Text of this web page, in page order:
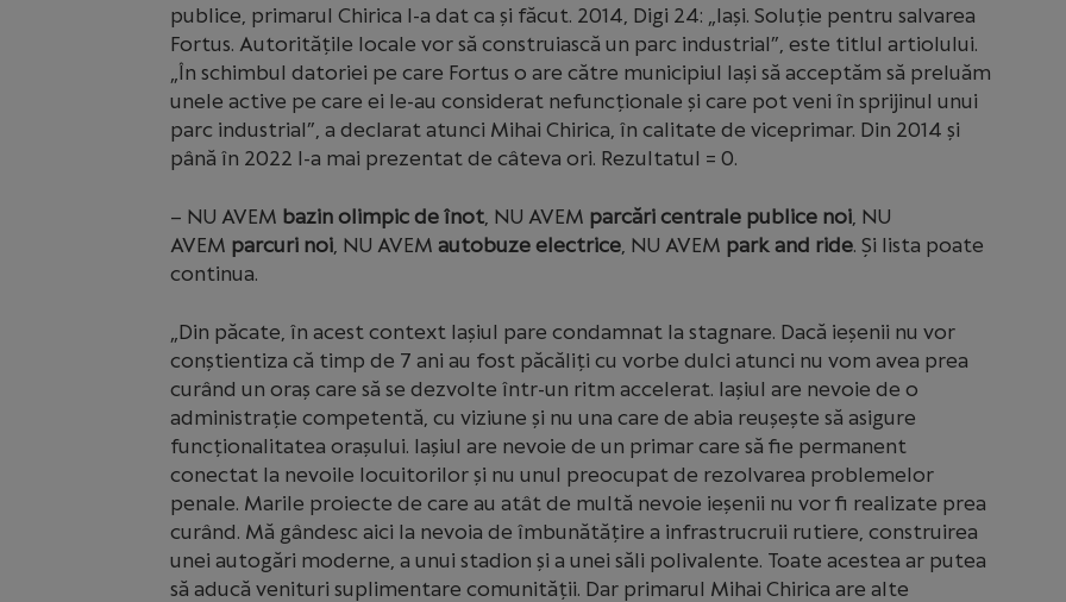
publice, primarul Chirica l-a dat ca și făcut. 2014, Digi 24: „Iași. Soluție pentru salvarea
Fortus. Autoritățile locale vor să construiască un parc industrial”, este titlul artiolului.
„În schimbul datoriei pe care Fortus o are către municipiul Iași să acceptăm să preluăm
unele active pe care ei le-au considerat nefuncționale și care pot veni în sprijinul unui
parc industrial”, a declarat atunci Mihai Chirica, în calitate de viceprimar. Din 2014 și
până în 2022 l-a mai prezentat de câteva ori. Rezultatul = 0.
– NU AVEM bazin olimpic de înot, NU AVEM parcări centrale publice noi, NU
AVEM parcuri noi, NU AVEM autobuze electrice, NU AVEM park and ride. Și lista poate
continua.
„Din păcate, în acest context Iașiul pare condamnat la stagnare. Dacă ieșenii nu vor
conștientiza că timp de 7 ani au fost păcăliți cu vorbe dulci atunci nu vom avea prea
curând un oraș care să se dezvolte într-un ritm accelerat. Iașiul are nevoie de o
administrație competentă, cu viziune și nu una care de abia reușește să asigure
funcționalitatea orașului. Iașiul are nevoie de un primar care să fie permanent
conectat la nevoile locuitorilor și nu unul preocupat de rezolvarea problemelor
penale. Marile proiecte de care au atât de multă nevoie ieșenii nu vor fi realizate prea
curând. Mă gândesc aici la nevoia de îmbunătățire a infrastrucruii rutiere, construirea
unei autogări moderne, a unui stadion și a unei săli polivalente. Toate acestea ar putea
să aducă venituri suplimentare comunității. Dar primarul Mihai Chirica are alte